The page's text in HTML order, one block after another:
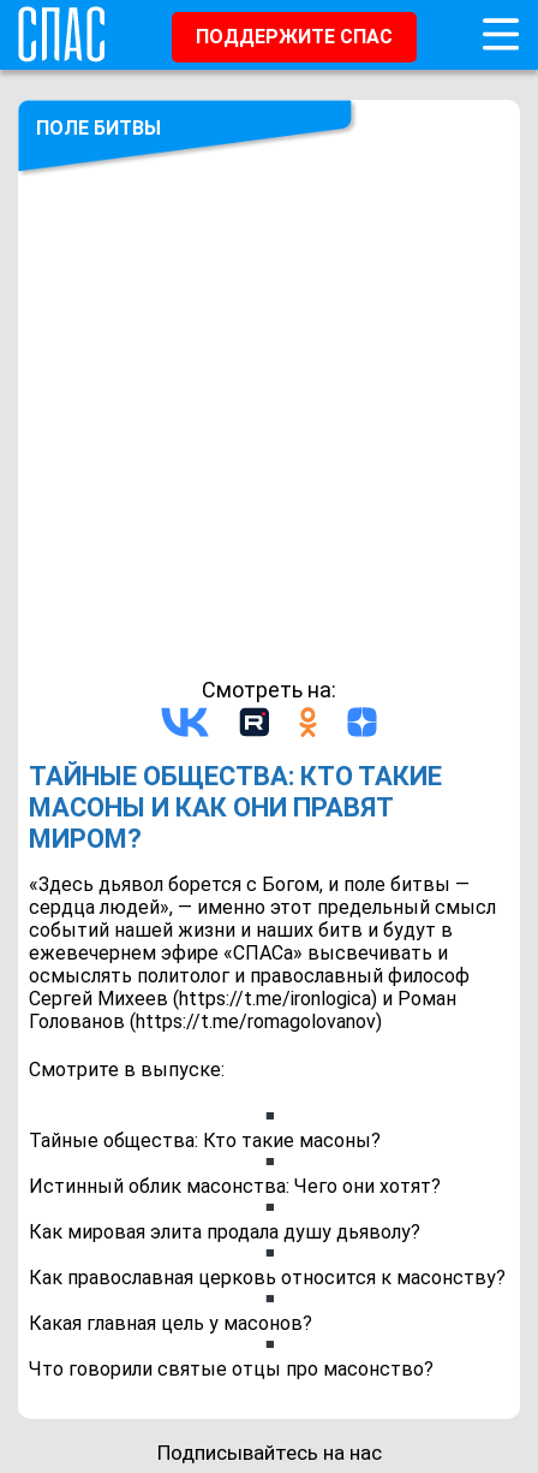
ПОДДЕРЖИТЕ СПАС
ПОЛЕ БИТВЫ
Смотреть на:
ТАЙНЫЕ ОБЩЕСТВА: КТО ТАКИЕ
МАСОНЫ И КАК ОНИ ПРАВЯТ
МИРОМ?
«Здесь дьявол борется с Богом, и поле битвы —
сердца людей», — именно этот предельный смысл
событий нашей жизни и наших битв и будут в
ежевечернем эфире «СПАСа» высвечивать и
осмыслять политолог и православный философ
Сергей Михеев (https://t.me/ironlogica) и Роман
Голованов (https://t.me/romagolovanov)
Смотрите в выпуске:
Тайные общества: Кто такие масоны?
Истинный облик масонства: Чего они хотят?
Как мировая элита продала душу дьяволу?
Как православная церковь относится к масонству?
Какая главная цель у масонов?
Что говорили святые отцы про масонство?
Подписывайтесь на нас